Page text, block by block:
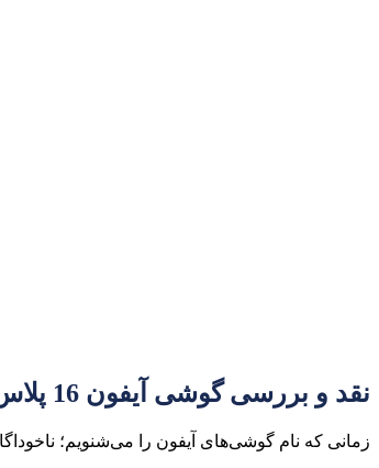
نقد و بررسی گوشی آیفون 16 پلاس؛ از طراحی تا باتری غول‌پیکر
زمانی که نام گوشی‌های آیفون را می‌شنویم؛